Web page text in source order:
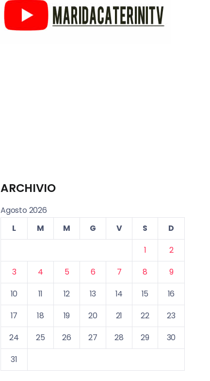
ARCHIVIO
Agosto 2026
L
M M G V S
D
1
2
3
4 5 6 7 8
9
10
11 12 13 14 15
16
17
18 19 20 21 22
23
24
25 26 27 28 29
30
31